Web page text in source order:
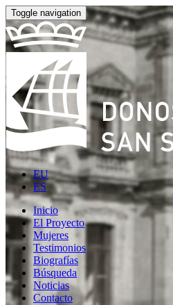
Toggle navigation
EU
ES
Inicio
El Proyecto
Mujeres
Testimonios
Biografías
Búsqueda
Noticias
Contacto